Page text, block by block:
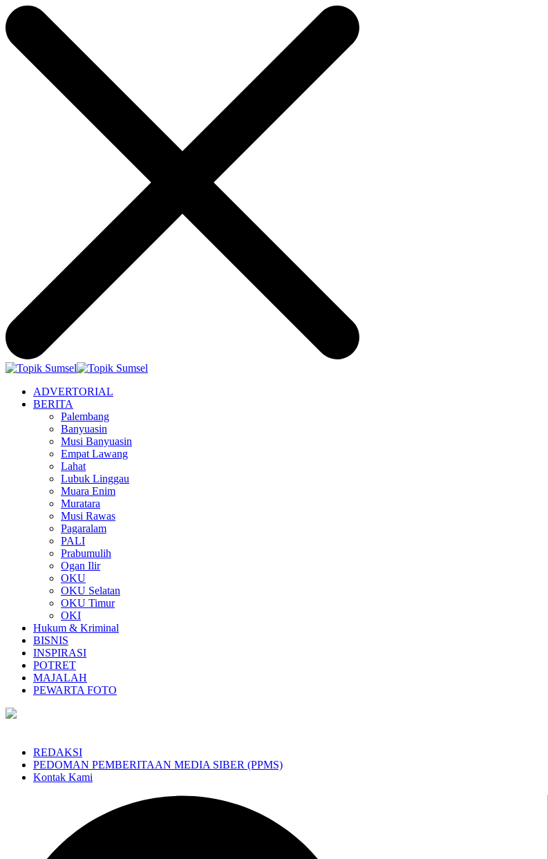
ADVERTORIAL
BERITA
Palembang
Banyuasin
Musi Banyuasin
Empat Lawang
Lahat
Lubuk Linggau
Muara Enim
Muratara
Musi Rawas
Pagaralam
PALI
Prabumulih
Ogan Ilir
OKU
OKU Selatan
OKU Timur
OKI
Hukum & Kriminal
BISNIS
INSPIRASI
POTRET
MAJALAH
PEWARTA FOTO
REDAKSI
PEDOMAN PEMBERITAAN MEDIA SIBER (PPMS)
Kontak Kami